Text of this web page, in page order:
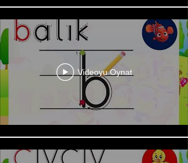
Videoyu Oynat